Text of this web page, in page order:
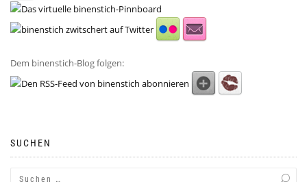
Dem binenstich-Blog folgen:
SUCHEN